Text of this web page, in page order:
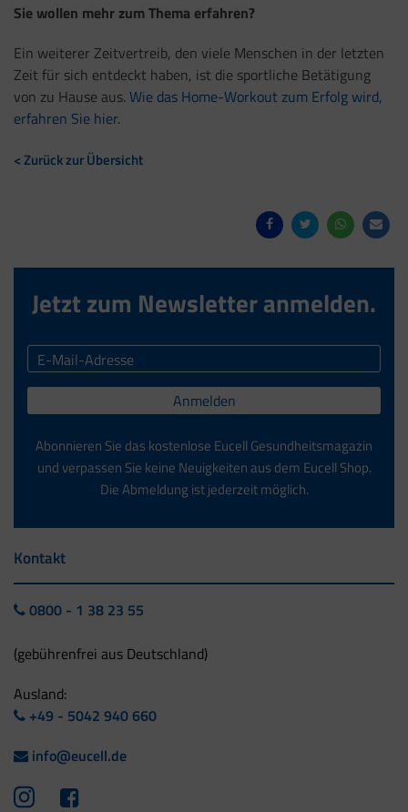
Sie wollen mehr zum Thema erfahren?
Ein weiterer Zeitvertreib, den viele Menschen in der letzten
Zeit für sich entdeckt haben, ist die sportliche Betätigung
von zu Hause aus. Wie das Home-Workout zum Erfolg wird,
erfahren Sie hier.
< Zurück zur Übersicht
Jetzt zum Newsletter anmelden.
Anmelden
Abonnieren Sie das kostenlose Eucell Gesundheitsmagazin
und verpassen Sie keine Neuigkeiten aus dem Eucell Shop.
Die Abmeldung ist jederzeit möglich.
Kontakt
0800 - 1 38 23 55
(gebührenfrei aus Deutschland)
Ausland:
+49 - 5042 940 660
info@eucell.de